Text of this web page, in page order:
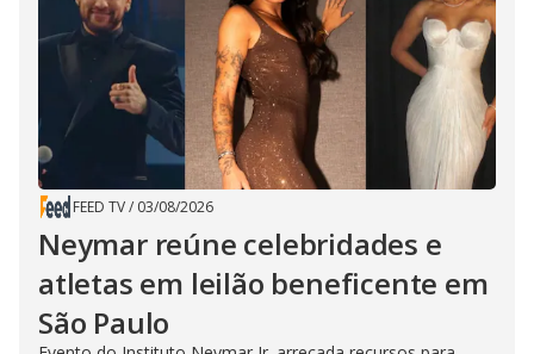
FEED TV/ 03/08/2026
Neymar reúne celebridades e
atletas em leilão beneficente em
São Paulo